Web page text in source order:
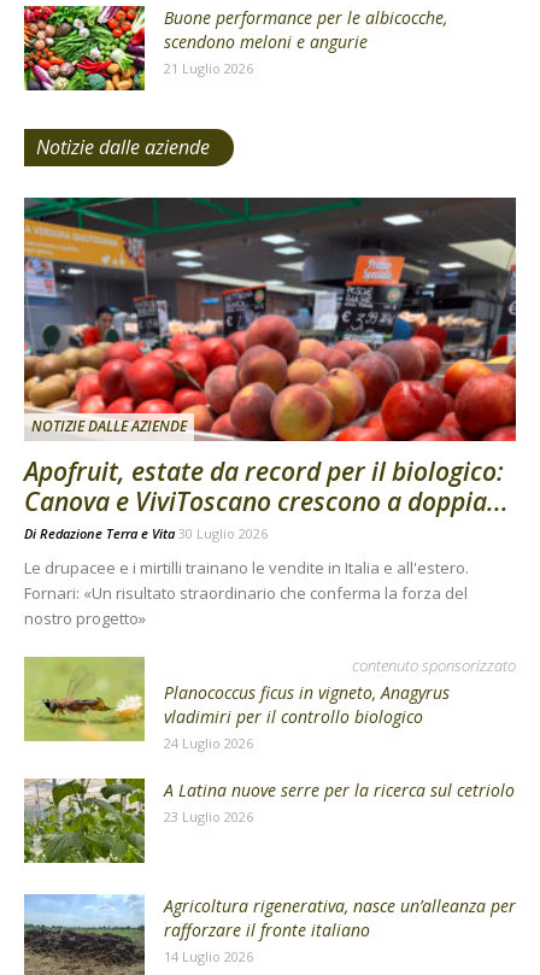
Buone performance per le albicocche,
scendono meloni e angurie
21 Luglio 2026
Notizie dalle aziende
NOTIZIE DALLE AZIENDE
Apofruit, estate da record per il biologico:
Canova e ViviToscano crescono a doppia...
Di Redazione Terra e Vita 30 Luglio 2026
Le drupacee e i mirtilli trainano le vendite in Italia e all'estero.
Fornari: «Un risultato straordinario che conferma la forza del
nostro progetto»
contenuto sponsorizzato
Planococcus ficus in vigneto, Anagyrus
vladimiri per il controllo biologico
24 Luglio 2026
A Latina nuove serre per la ricerca sul cetriolo
23 Luglio 2026
Agricoltura rigenerativa, nasce un’alleanza per
rafforzare il fronte italiano
14 Luglio 2026